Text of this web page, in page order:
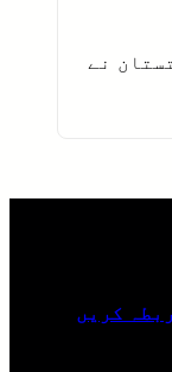
نے
ربطہ کریں